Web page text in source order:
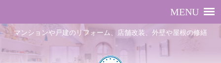
マンションや戸建のリフォーム、店舗改装、外壁や屋根の修繕